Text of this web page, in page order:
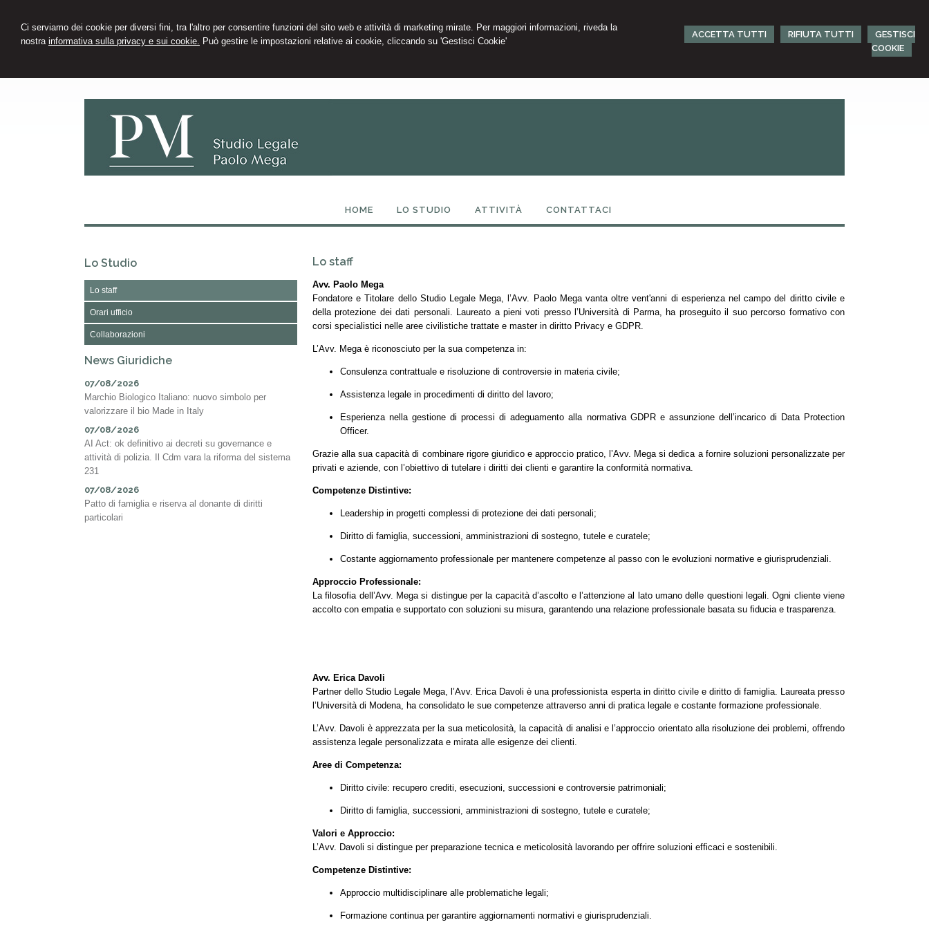
Ci serviamo dei cookie per diversi fini, tra l'altro per consentire funzioni del sito web e attività di marketing mirate. Per maggiori informazioni, riveda la
nostra informativa sulla privacy e sui cookie. Può gestire le impostazioni relative ai cookie, cliccando su 'Gestisci Cookie'
ACCETTA TUTTI RIFIUTA TUTTI
GESTISCI
COOKIE
HOME LO STUDIO ATTIVITÀ CONTATTACI
Lo staff
Avv. Paolo Mega
Fondatore e Titolare dello Studio Legale Mega, l’Avv. Paolo Mega vanta oltre vent'anni di esperienza nel campo del diritto civile e
della protezione dei dati personali. Laureato a pieni voti presso l’Università di Parma, ha proseguito il suo percorso formativo con
corsi specialistici nelle aree civilistiche trattate e master in diritto Privacy e GDPR.
L’Avv. Mega è riconosciuto per la sua competenza in:
Consulenza contrattuale e risoluzione di controversie in materia civile;
Assistenza legale in procedimenti di diritto del lavoro;
Esperienza nella gestione di processi di adeguamento alla normativa GDPR e assunzione dell’incarico di Data Protection
Officer.
Grazie alla sua capacità di combinare rigore giuridico e approccio pratico, l’Avv. Mega si dedica a fornire soluzioni personalizzate per
privati e aziende, con l’obiettivo di tutelare i diritti dei clienti e garantire la conformità normativa.
Competenze Distintive:
Leadership in progetti complessi di protezione dei dati personali;
Diritto di famiglia, successioni, amministrazioni di sostegno, tutele e curatele;
Costante aggiornamento professionale per mantenere competenze al passo con le evoluzioni normative e giurisprudenziali.
Approccio Professionale:
La filosofia dell’Avv. Mega si distingue per la capacità d’ascolto e l’attenzione al lato umano delle questioni legali. Ogni cliente viene
accolto con empatia e supportato con soluzioni su misura, garantendo una relazione professionale basata su fiducia e trasparenza.
Avv. Erica Davoli
Partner dello Studio Legale Mega, l’Avv. Erica Davoli è una professionista esperta in diritto civile e diritto di famiglia. Laureata presso
l’Università di Modena, ha consolidato le sue competenze attraverso anni di pratica legale e costante formazione professionale.
L’Avv. Davoli è apprezzata per la sua meticolosità, la capacità di analisi e l’approccio orientato alla risoluzione dei problemi, offrendo
assistenza legale personalizzata e mirata alle esigenze dei clienti.
Aree di Competenza:
Diritto civile: recupero crediti, esecuzioni, successioni e controversie patrimoniali;
Diritto di famiglia, successioni, amministrazioni di sostegno, tutele e curatele;
Valori e Approccio:
L’Avv. Davoli si distingue per preparazione tecnica e meticolosità lavorando per offrire soluzioni efficaci e sostenibili.
Competenze Distintive:
Approccio multidisciplinare alle problematiche legali;
Formazione continua per garantire aggiornamenti normativi e giurisprudenziali.
Lo Studio
Lo staff
Orari ufficio
Collaborazioni
News Giuridiche
07/08/2026
Marchio Biologico Italiano: nuovo simbolo per
valorizzare il bio Made in Italy
07/08/2026
AI Act: ok definitivo ai decreti su governance e
attività di polizia. Il Cdm vara la riforma del sistema
231
07/08/2026
Patto di famiglia e riserva al donante di diritti
particolari